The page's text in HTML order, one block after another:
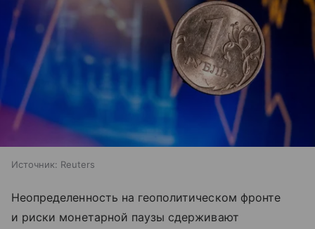
Источник: Reuters
Неопределенность на геополитическом фронте
и риски монетарной паузы сдерживают